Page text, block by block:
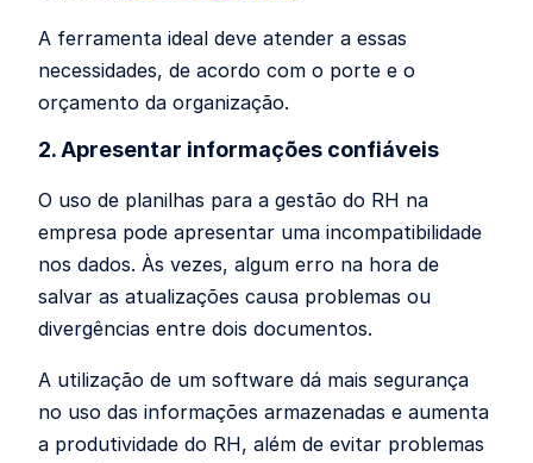
A ferramenta ideal deve atender a essas
necessidades, de acordo com o porte e o
orçamento da organização.
2. Apresentar informações confiáveis
O uso de planilhas para a gestão do RH na
empresa pode apresentar uma incompatibilidade
nos dados. Às vezes, algum erro na hora de
salvar as atualizações causa problemas ou
divergências entre dois documentos.
A utilização de um software dá mais segurança
no uso das informações armazenadas e aumenta
a produtividade do RH, além de evitar problemas